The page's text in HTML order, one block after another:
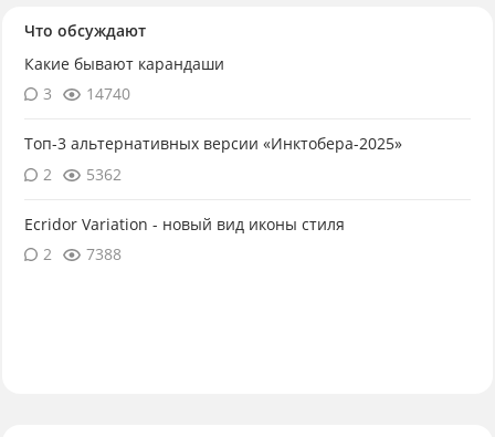
Что обсуждают
Какие бывают карандаши
3
14740
Топ-3 альтернативных версии «Инктобера-2025»
2
5362
Ecridor Variation - новый вид иконы стиля
2
7388